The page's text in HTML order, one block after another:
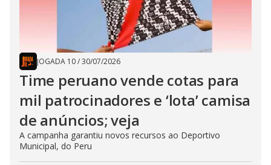
JOGADA 10/30/07/2026
Time peruano vende cotas para
mil patrocinadores e ‘lota’ camisa
de anúncios; veja
A campanha garantiu novos recursos ao Deportivo
Municipal, do Peru